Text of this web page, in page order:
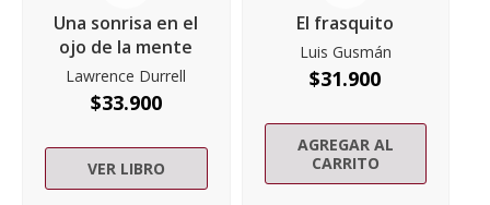
Una sonrisa en el
ojo de la mente
Lawrence Durrell
$33.900
VER LIBRO
El frasquito
Luis Gusmán
$31.900
AGREGAR AL
CARRITO